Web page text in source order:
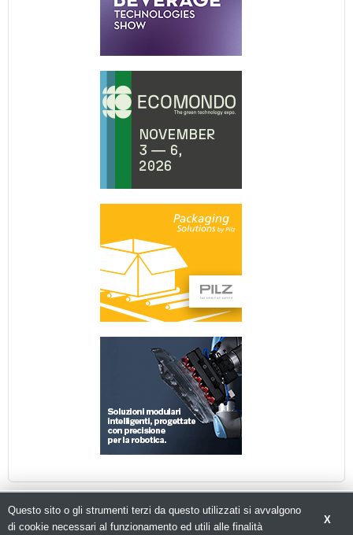
X
Questo sito o gli strumenti terzi da questo utilizzati si avvalgono
di cookie necessari al funzionamento ed utili alle finalità